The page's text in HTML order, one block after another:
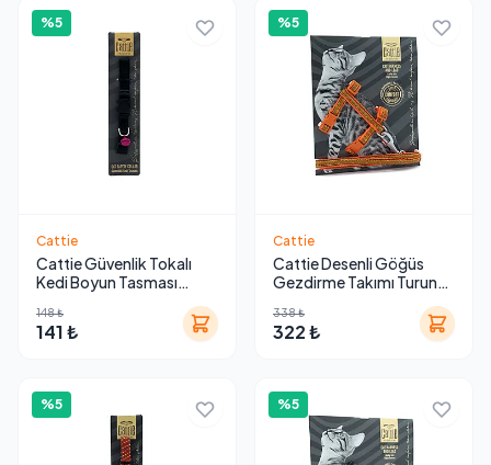
%5
Cattie
Cattie Güvenlik Tokalı
Kedi Boyun Tasması
148 ₺
141 ₺
%5
Cattie
Cattie Desenli Göğüs
Gezdirme Takımı Turuncu
338 ₺
322 ₺
%5 %5